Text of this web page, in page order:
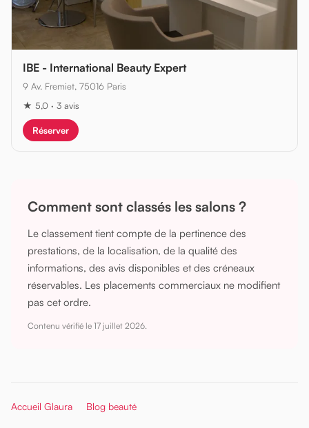
IBE - International Beauty Expert
9 Av. Fremiet, 75016 Paris
★ 5,0 · 3 avis
Réserver
Comment sont classés les salons ?
Le classement tient compte de la pertinence des
prestations, de la localisation, de la qualité des
informations, des avis disponibles et des créneaux
réservables. Les placements commerciaux ne modifient
pas cet ordre.
Contenu vérifié le 17 juillet 2026.
Accueil Glaura Blog beauté